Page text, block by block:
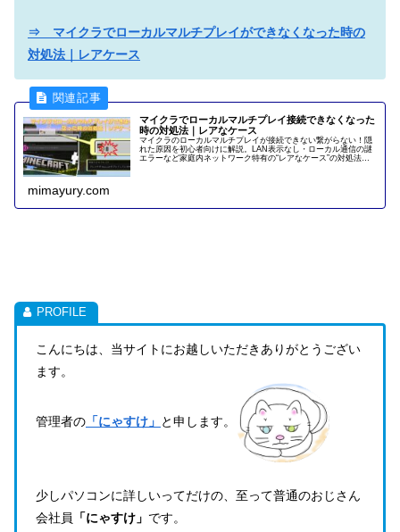
⇒ マイクラでローカルマルチプレイができなくなった時の
対処法｜レアケース
マイクラでローカルマルチプレイ接続できなくなった
時の対処法｜レアなケース
マイクラのローカルマルチプレイが接続できない繋がらない！隠
れた原因を初心者向けに解説。LAN表示なし・ローカル通信の謎
エラーなど家庭内ネットワーク特有の“レアなケース”の対処法を
mimayury.com
こんにちは、当サイトにお越しいただきありがとうござい
ます。
管理者の 「にゃすけ」 と申します。
少しパソコンに詳しいってだけの、至って普通のおじさん
会社員
「にゃすけ」 です。